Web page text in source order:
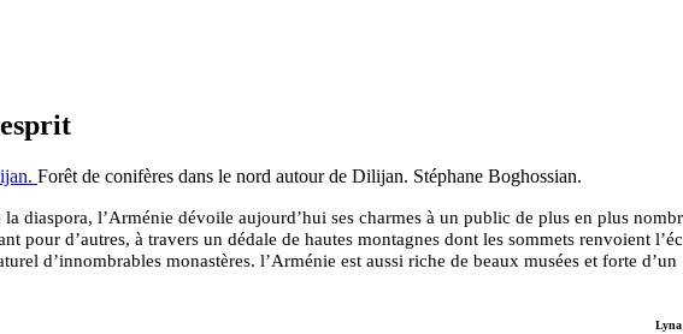
Forêt de conifères dans le nord autour de Dilijan. Stéphane Boghossian.
diaspora, l’Arménie dévoile aujourd’hui ses charmes à un public de plus en plus
pour d’autres, à travers un dédale de hautes montagnes dont les sommets renvoient
d’innombrables monastères. l’Arménie est aussi riche de beaux musées et forte d’un